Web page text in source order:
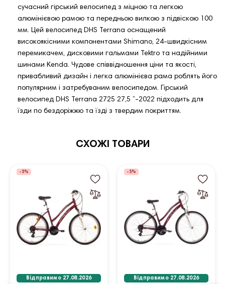
сучасний гірський велосипед з міцною та легкою
алюмінієвою рамою та передньою вилкою з підвіскою 100
мм. Цей велосипед DHS Terrana оснащений
високоякісними компонентами Shimano, 24-швидкісним
перемикачем, дисковими гальмами Tektro та надійними
шинами Kenda. Чудове співвідношення ціни та якості,
привабливий дизайн і легка алюмінієва рама роблять його
популярним і затребуваним велосипедом. Гірський
велосипед DHS Terrana 2725 27,5 ”-2022 підходить для
їзди по бездоріжжю та їзді з твердим покриттям.
СХОЖІ ТОВАРИ
-5%
Відправимо 27.08.2026
-5%
Відправимо 27.08.2026